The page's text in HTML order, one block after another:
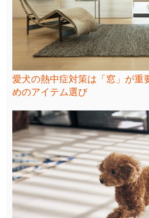
愛犬の熱中症対策は「窓」が重
めのアイテム選び